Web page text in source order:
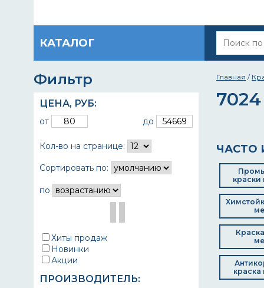
КАТАЛОГ
Фильтр
ЦЕНА, РУБ:
от до
Кол-во на странице:
Сортировать по:
по
Хиты продаж
Новинки
Акции
ПРОИЗВОДИТЕЛЬ:
Главная /
ЧАСТО
краски
краска